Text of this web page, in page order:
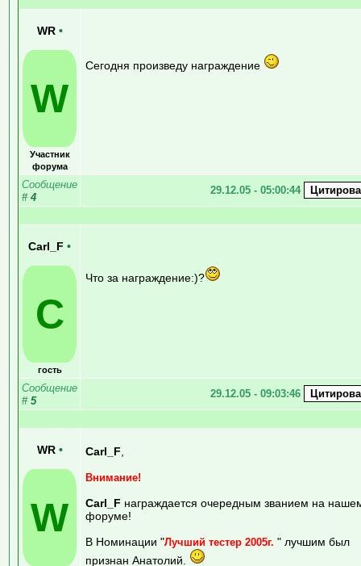
WR •
W
Участник
форума
Сегодня произведу награждение
Сообщение
# 4
29.12.05 - 05:00:44
Carl_F •
C
гость
Что за награждение:)?
Сообщение
# 5
29.12.05 - 09:03:46
WR •
W
Carl_F
Внимание!
Carl_F награждается очередным званием на
форуме!
В Номинации "Лучший тестер 2005г. " лучшим был
признан Анатолий.